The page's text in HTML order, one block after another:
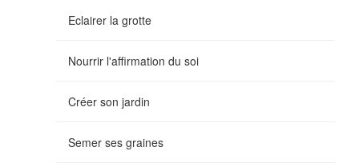
Eclairer la grotte
Nourrir l'affirmation du soi
Créer son jardin
Semer ses graines